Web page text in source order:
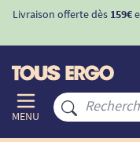
Livraison offerte dès 159€
MENU